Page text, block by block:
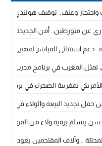
وعنف.. توقيف هولندي
عن متورطين.. أمن الجديدة يفك
دعم استثنائي المباشر لمهنيي
تمثل المغرب في برنامج مدرب
بمغربية الصحراء في برقية
حفل تجديد البيعة والولاء في
يتسلم برقية ولاء من القوات